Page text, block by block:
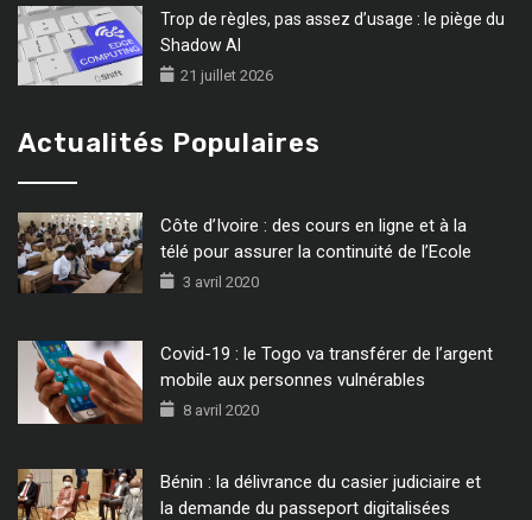
Trop de règles, pas assez d’usage : le piège du
Shadow AI
21 juillet 2026
Actualités Populaires
Côte d’Ivoire : des cours en ligne et à la
télé pour assurer la continuité de l’Ecole
3 avril 2020
Covid-19 : le Togo va transférer de l’argent
mobile aux personnes vulnérables
8 avril 2020
Bénin : la délivrance du casier judiciaire et
la demande du passeport digitalisées